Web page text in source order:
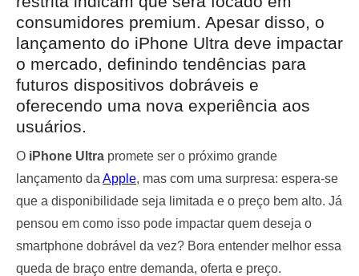
consumidores premium. Apesar disso, o
lançamento do iPhone Ultra deve impactar
o mercado, definindo tendências para
futuros dispositivos dobráveis e
oferecendo uma nova experiência aos
usuários.
O iPhone Ultra promete ser o próximo grande
lançamento da Apple, mas com uma surpresa: espera-se
que a disponibilidade seja limitada e o preço bem alto. Já
pensou em como isso pode impactar quem deseja o
smartphone dobrável da vez? Bora entender melhor essa
queda de braço entre demanda, oferta e preço.